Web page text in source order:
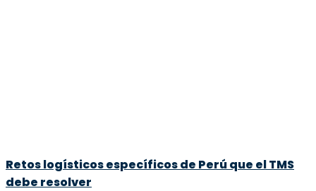
Retos logísticos específicos de Perú que el TMS
debe resolver